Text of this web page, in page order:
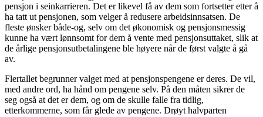
pensjon i seinkarrieren. Det er likevel få av dem som fortsetter etter å
ha tatt ut pensjonen, som velger å redusere arbeidsinnsatsen. De
fleste ønsker både-og, selv om det økonomisk og pensjonsmessig
kunne ha vært lønnsomt for dem å vente med pensjonsuttaket, slik at
de årlige pensjonsutbetalingene ble høyere når de først valgte å gå
av.
Flertallet begrunner valget med at pensjonspengene er deres. De vil,
med andre ord, ha hånd om pengene selv. På den måten sikrer de
seg også at det er dem, og om de skulle falle fra tidlig,
etterkommerne, som får glede av pengene. Drøyt halvparten